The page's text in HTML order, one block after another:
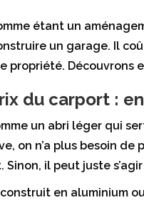
étant un
un garage. Il
propriété. Découvrons
du carport :
un abri léger qui
on n’a plus besoin
il peut juste s’agir
en aluminium